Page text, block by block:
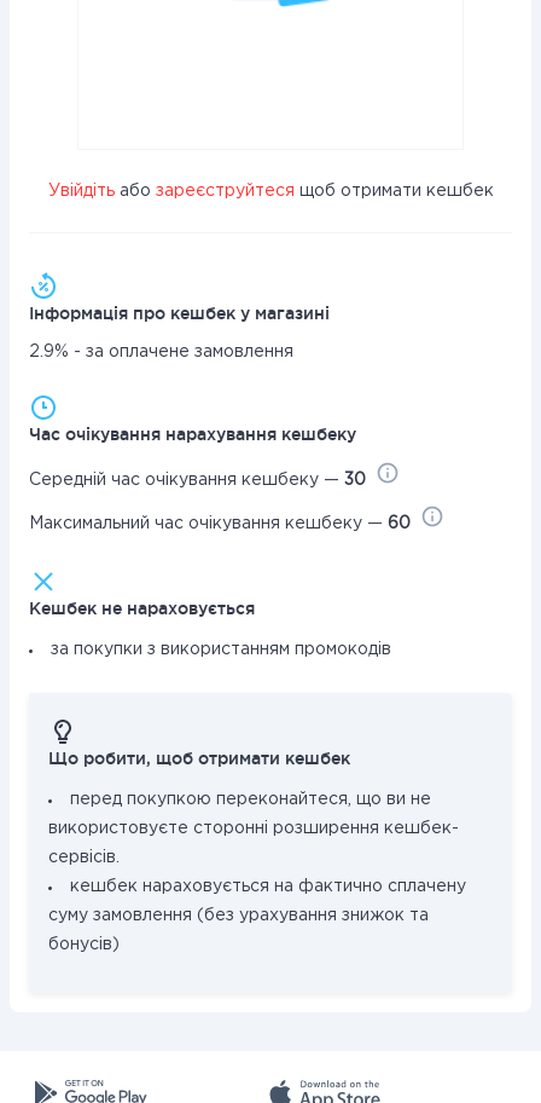
Увійдітьабо зареєструйтеся щоб отримати кешбек
Інформація про кешбек у магазині
2.9% - за оплачене замовлення
Час очікування нарахування кешбеку
Середній час очікування кешбеку — 30
Максимальний час очікування кешбеку — 60
Кешбек не нараховується
за покупки з використанням промокодів
Що робити, щоб отримати кешбек
перед покупкою переконайтеся, що ви не
використовуєте сторонні розширення кешбек-
сервісів.
кешбек нараховується на фактично сплачену
суму замовлення (без урахування знижок та
бонусів)